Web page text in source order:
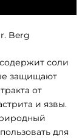
Berg
соли
защищают
от
и язвы.
для